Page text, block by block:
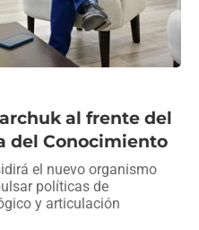
al frente del
del Conocimiento
el nuevo organismo
políticas de
y articulación